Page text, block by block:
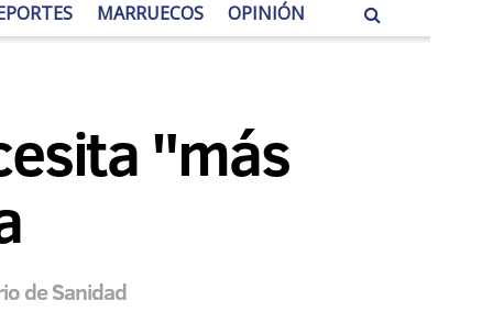
MARRUECOS OPINIÓN
"más
de Sanidad